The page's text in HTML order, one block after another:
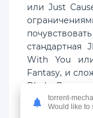
или Just
стандартная
With You
Fantasy, и
Blade. Другие
множество
ход истории,
torrent-
Would like to